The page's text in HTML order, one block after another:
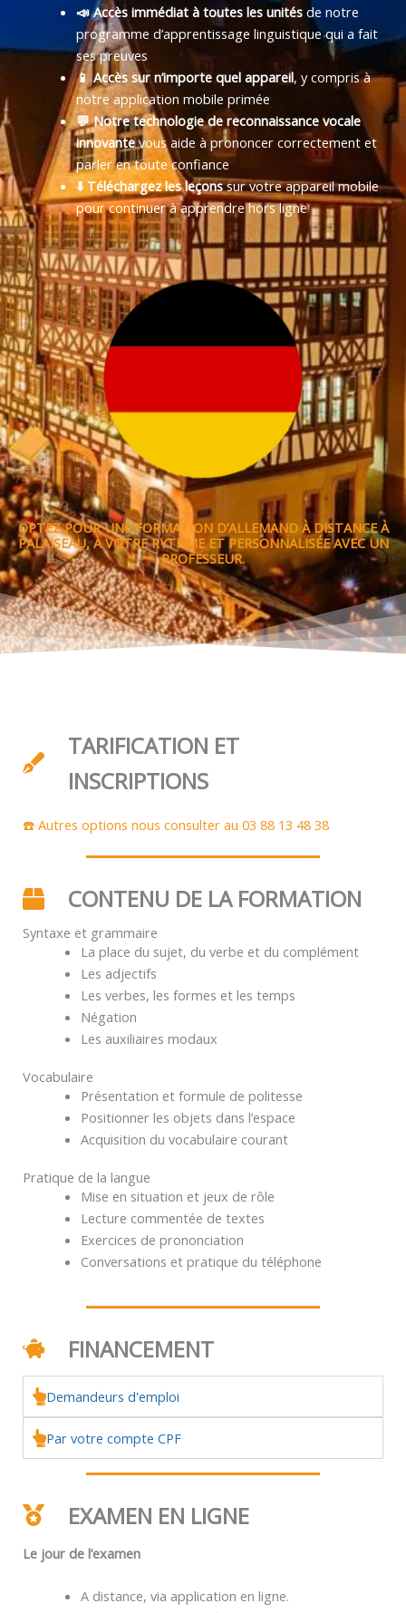
📣 Accès immédiat à toutes les unitésde notre
programme d’apprentissage linguistique qui a fait
ses preuves
📱 Accès sur n’importe quel appareil, y compris à
notre application mobile primée
💬 Notre technologie de reconnaissance vocale
innovantevous aide à prononcer correctement et
parler en toute confiance
⬇️ Téléchargez les leçonssur votre appareil mobile
pour continuer à apprendre hors ligne
OPTEZ POUR UNE FORMATION D’ALLEMAND À DISTANCE À
PALAISEAU, À VOTRE RYTHME ET PERSONNALISÉE AVEC UN
PROFESSEUR.
TARIFICATION ET
INSCRIPTIONS
☎️ Autres options nous consulter au 03 88 13 48 38
CONTENU DE LA FORMATION
Syntaxe et grammaire
La place du sujet, du verbe et du complément
Les adjectifs
Les verbes, les formes et les temps
Négation
Les auxiliaires modaux
Vocabulaire
Présentation et formule de politesse
Positionner les objets dans l’espace
Acquisition du vocabulaire courant
Pratique de la langue
Mise en situation et jeux de rôle
Lecture commentée de textes
Exercices de prononciation
Conversations et pratique du téléphone
FINANCEMENT
Demandeurs d'emploi
Par votre compte CPF
EXAMEN EN LIGNE
Le jour de l’examen
A distance, via application en ligne.